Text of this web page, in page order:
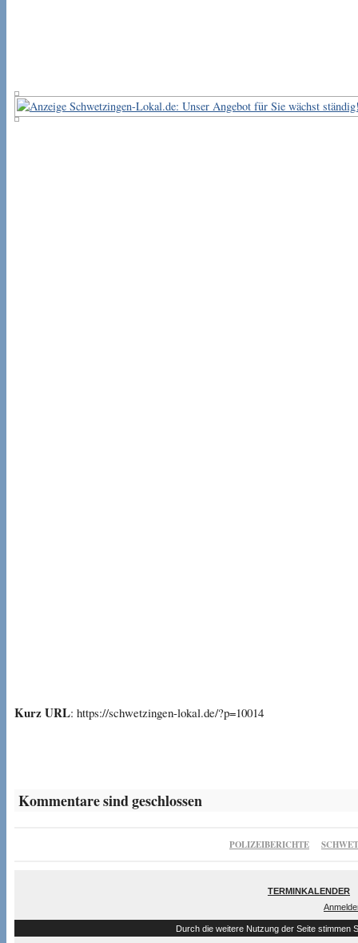
Kurz URL: https://schwetzingen-lokal.de/?p=10014
Kommentare sind geschlossen
POLIZEIBERICHTE
TERMINKALENDER
Durch die weitere Nutzung der Seite stimmen